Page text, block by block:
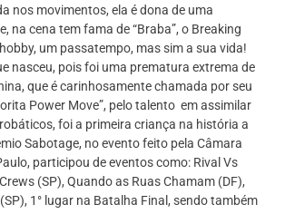
nos movimentos, ela é dona de uma
na cena tem fama de “Braba”, o Breaking
um passatempo, mas sim a sua vida!
nasceu, pois foi uma prematura extrema de
que é carinhosamente chamada por seu
Power Move”, pelo talento em assimilar
foi a primeira criança na história a
Sabotage, no evento feito pela Câmara
participou de eventos como: Rival Vs
(SP), Quando as Ruas Chamam (DF),
1° lugar na Batalha Final, sendo também